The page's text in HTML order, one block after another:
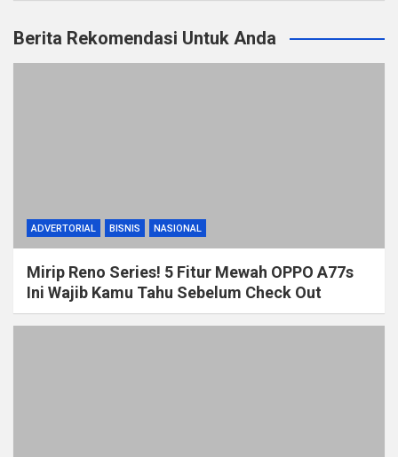
Berita Rekomendasi Untuk Anda
ADVERTORIAL BISNIS NASIONAL
Mirip Reno Series! 5 Fitur Mewah OPPO A77s
Ini Wajib Kamu Tahu Sebelum Check Out